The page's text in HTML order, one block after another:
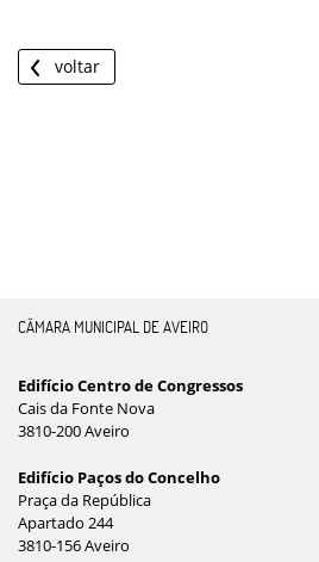
voltar
CÂMARA MUNICIPAL DE AVEIRO
Edifício Centro de Congressos
Cais da Fonte Nova
3810-200 Aveiro
Edifício Paços do Concelho
Praça da República
Apartado 244
3810-156 Aveiro